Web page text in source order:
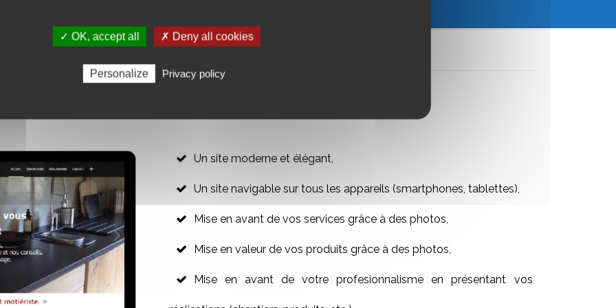
VOTRE SITE WEB VITRINE
Un site moderne et élégant,
Un site navigable sur tous les appareils (smartphones, tablettes),
Mise en avant de vos services grâce à des photos,
Mise en valeur de vos produits grâce à des photos,
Mise en avant de votre profesionnalisme en présentant vos
✓ OK, accept all ✗ Deny all cookies
Personalize Privacy policy